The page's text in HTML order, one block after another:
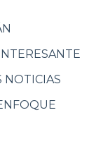
NOTICIAS